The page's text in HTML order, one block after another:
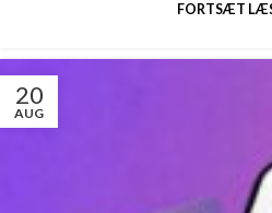
FORTSÆT
20
AUG